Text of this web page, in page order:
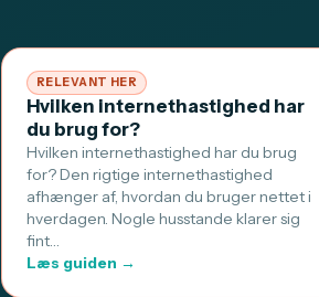
RELEVANT HER
Hvilken internethastighed har
du brug for?
Hvilken internethastighed har du brug
for? Den rigtige internethastighed
afhænger af, hvordan du bruger nettet i
hverdagen. Nogle husstande klarer sig
fint…
Læs guiden →